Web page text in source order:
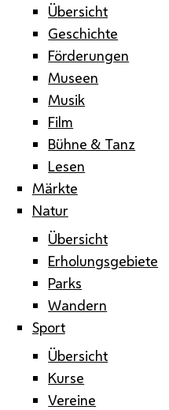
Übersicht
Geschichte
Förderungen
Museen
Musik
Film
Bühne & Tanz
Lesen
Märkte
Natur
Übersicht
Erholungsgebiete
Parks
Wandern
Sport
Übersicht
Kurse
Vereine